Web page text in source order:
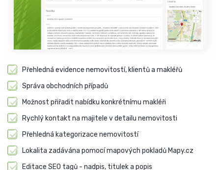
Přehledná evidence nemovitostí, klientů a makléřů
Správa obchodních případů
Možnost přiřadit nabídku konkrétnímu makléři
Rychlý kontakt na majitele v detailu nemovitosti
Přehledná kategorizace nemovitostí
Lokalita zadávána pomocí mapových pokladů Mapy.cz
Editace SEO tagů - nadpis, titulek a popis